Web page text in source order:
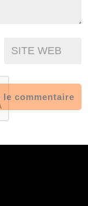
le commentaire